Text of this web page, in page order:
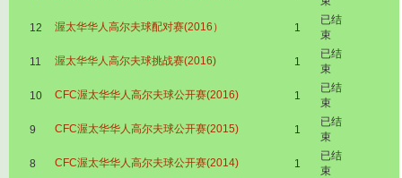
12 渥太华华人高尔夫球配对赛(2016） 1
已结
束
11 渥太华华人高尔夫球挑战赛(2016) 1
已结
束
10 CFC渥太华华人高尔夫球公开赛(2016) 1
已结
束
9 CFC渥太华华人高尔夫球公开赛(2015) 1
已结
束
8 CFC渥太华华人高尔夫球公开赛(2014) 1
已结
束